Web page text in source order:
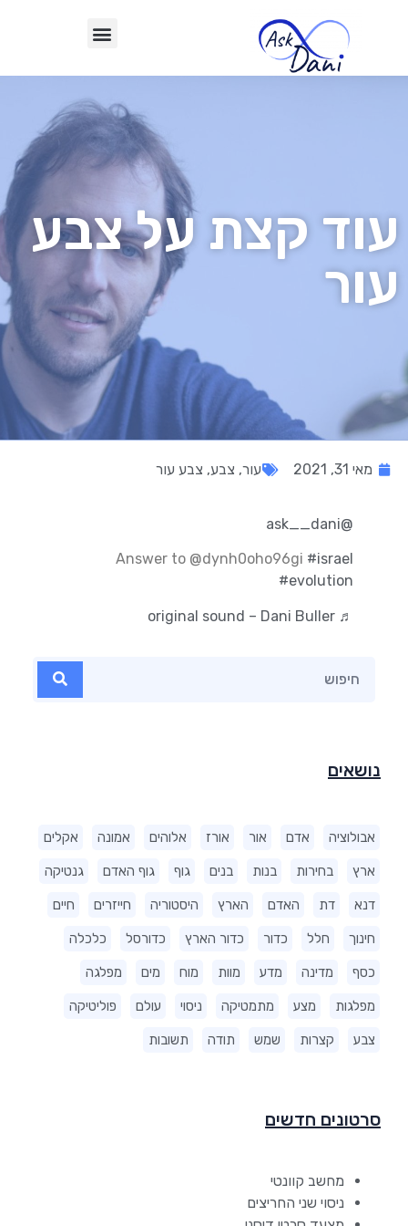
עוד קצת על צבע
עור
נושאים
אבולוציה אדם אור אורז אלוהים אמונה אקלים
ארץ בחירות בנות בנים גוף גוף האדם גנטיקה
דנא דת האדם הארץ היסטוריה חייזרים חיים
חינוך חלל כדור כדור הארץ כדורסל כלכלה
כסף מדינה מדע מוות מוח מים מפלגה
מפלגות מצע מתמטיקה ניסוי עולם פוליטיקה
צבע קצרות שמש תודה תשובות
סרטונים חדשים
מחשב קוונטי
ניסוי שני החריצים
מאי 31, 2021 עור, צבע, צבע עור
@ask__dani
Answer to @dynh0oho96gi #israel
#evolution
♬ original sound – Dani Buller